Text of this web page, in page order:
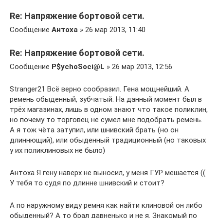
Re: Напряжение бортовой сети.
Сообщение Антоха » 26 мар 2013, 11:40
Re: Напряжение бортовой сети.
Сообщение P$ychoSoci@L » 26 мар 2013, 12:56
Stranger21 Всё верно сообразил. Гена мощнейший. А
ремень обыденный, зубчатый. На данный момент был в
трёх магазинах, лишь в одном знают что такое поликлин,
но почему то торговец не сумел мне подобрать ремень.
А я тож чёта затупил, или шнивский брать (но он
длиннющий), или обыденный традиционный (но таковых
у их поликлиновых не было)
Антоха Я гену наверх не выносил, у меня ГУР мешается ((
У тебя то судя по длинне шнивский и стоит?
А по наружному виду ремня как найти клиновой он либо
обыденный? А то брал давненько и не я. Знакомый по